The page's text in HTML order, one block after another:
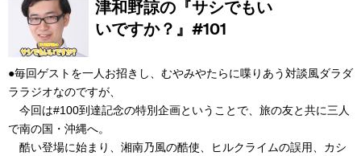
●毎回ゲストを一人お招きし、むやみやたらに喋りあう対談風ダラダ
ララジオなのですが、
今回は#100到達記念の特別企画ということで、旅の友と共に三人
で南の国・沖縄へ。
酷い登場に始まり、湘南乃風の酷使、ヒルクライムの誤用、カシ